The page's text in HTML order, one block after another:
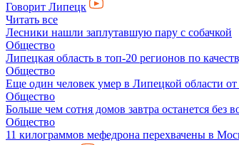
Говорит Липецк
Читать все
Лесники нашли заплутавшую пару с собачкой
Общество
Липецкая область в топ-20 регионов по
Общество
Еще один человек умер в Липецкой области от
Общество
Больше чем сотня домов завтра останется
Общество
11 килограммов мефедрона перехвачены в